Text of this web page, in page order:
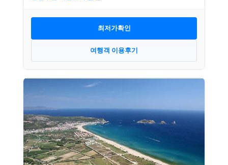
최저가확인
여행객 이용후기